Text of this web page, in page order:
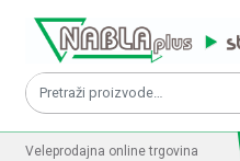
Pretraži:
Veleprodajna online trgovina